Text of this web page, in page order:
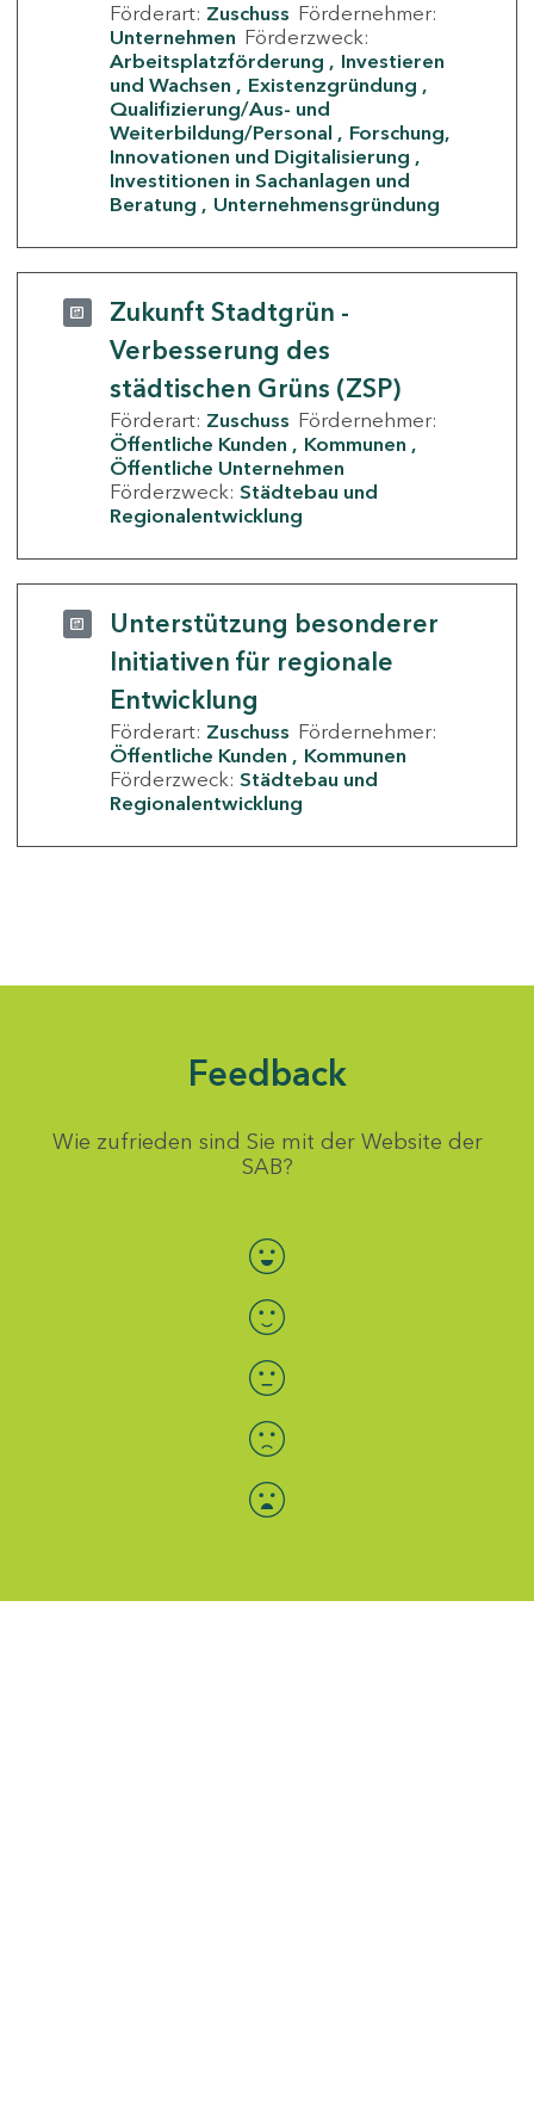
Förderart: Zuschuss Fördernehmer:
Unternehmen Förderzweck:
Arbeitsplatzförderung
Investieren
und Wachsen
Existenzgründung
Qualifizierung/Aus- und
Weiterbildung/Personal
Forschung,
Innovationen und Digitalisierung
Investitionen in Sachanlagen und
Beratung
Unternehmensgründung
Zukunft Stadtgrün -
Verbesserung des
städtischen Grüns (ZSP)
Förderart: Zuschuss Fördernehmer:
Öffentliche Kunden
Kommunen
Öffentliche Unternehmen
Förderzweck: Städtebau und
Regionalentwicklung
Unterstützung besonderer
Initiativen für regionale
Entwicklung
Förderart: Zuschuss Fördernehmer:
Öffentliche Kunden
Kommunen
Förderzweck: Städtebau und
Regionalentwicklung
Feedback
Wie zufrieden sind Sie mit der Website der
SAB?
Bewertung auswählen